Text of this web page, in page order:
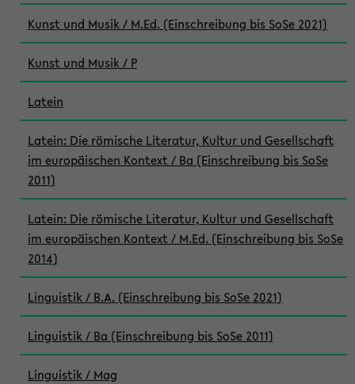
Kunst und Musik / M.Ed. (Einschreibung bis SoSe 2021)
Kunst und Musik / P
Latein
Latein: Die römische Literatur, Kultur und Gesellschaft
im europäischen Kontext / Ba (Einschreibung bis SoSe
2011)
Latein: Die römische Literatur, Kultur und Gesellschaft
im europäischen Kontext / M.Ed. (Einschreibung bis SoSe
2014)
Linguistik / B.A. (Einschreibung bis SoSe 2021)
Linguistik / Ba (Einschreibung bis SoSe 2011)
Linguistik / Mag